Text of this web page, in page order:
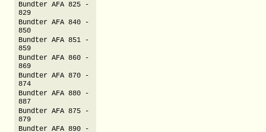
Bundter AFA 825 -
829
Bundter AFA 840 -
850
Bundter AFA 851 -
859
Bundter AFA 860 -
869
Bundter AFA 870 -
874
Bundter AFA 880 -
887
Bundter AFA 875 -
879
Bundter AFA 890 -